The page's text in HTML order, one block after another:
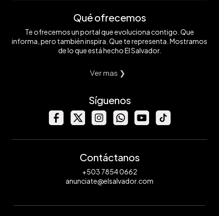
Qué ofrecemos
Te ofrecemos un portal que evoluciona contigo. Que
informa, pero también inspira. Que te representa. Mostramos
de lo que está hecho El Salvador.
Ver mas ❯
Síguenos
Contáctanos
+503 7854 0662
anunciate@elsalvador.com